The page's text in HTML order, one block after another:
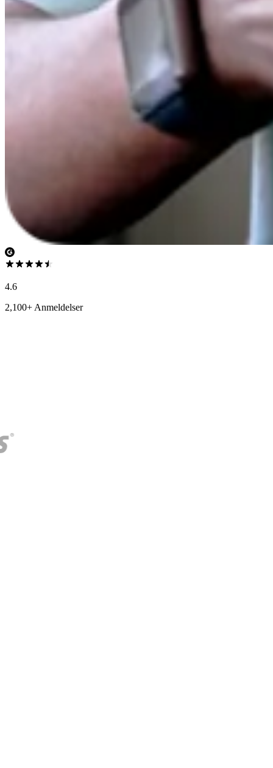
4.6
2,100+ Anmeldelser